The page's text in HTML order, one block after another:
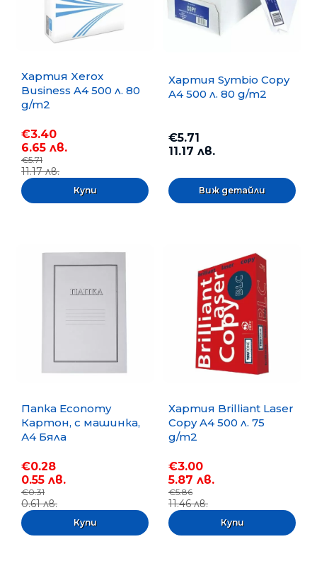
Хартия Xerox
Business A4 500 л. 80
g/m2
€3.40
6.65 лв.
€5.71
11.17 лв.
Хартия Symbio Copy
A4 500 л. 80 g/m2
€5.71
11.17 лв.
Виж детайли
Папка Economy
Картон, с машинка,
А4 Бяла
€0.28
0.55 лв.
€0.31
0.61 лв.
Хартия Brilliant Laser
Copy A4 500 л. 75
g/m2
€3.00
5.87 лв.
€5.86
11.46 лв.